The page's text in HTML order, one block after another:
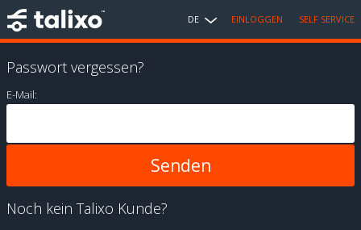
DE EINLOGGEN SELF SERVICE
Passwort vergessen?
E-Mail:
Noch kein Talixo Kunde?